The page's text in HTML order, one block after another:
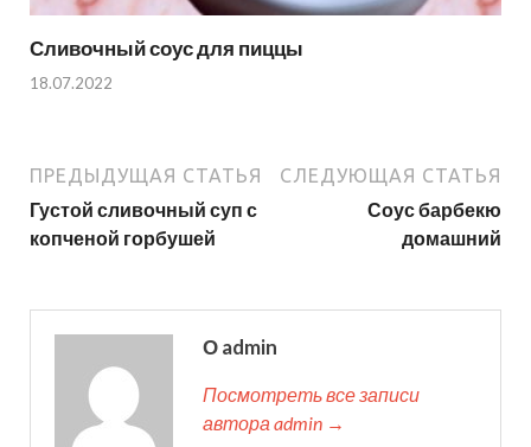
Сливочный соус для пиццы
18.07.2022
ПРЕДЫДУЩАЯ СТАТЬЯ
Густой сливочный суп с
копченой горбушей
СЛЕДУЮЩАЯ СТАТЬЯ
Соус барбекю
домашний
О admin
Посмотреть все записи
автора admin →